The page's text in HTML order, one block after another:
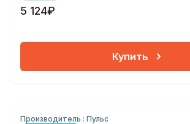
5 124₽
Купить
Производитель : Пульс